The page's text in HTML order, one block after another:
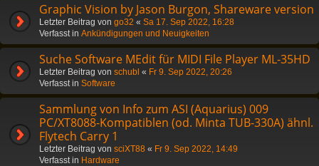
Graphic Vision by Jason Burgon, Shareware version
Letzter Beitrag von go32 « Sa 17. Sep 2022, 16:28
Verfasst in Ankündigungen und Neuigkeiten
Suche Software MEdit für MIDI File Player ML-35HD
Letzter Beitrag von schubl « Fr 9. Sep 2022, 20:26
Verfasst in Software
Sammlung von Info zum ASI (Aquarius) 009
PC/XT8088-Kompatiblen (od. Minta TUB-330A) ähnl.
Flytech Carry 1
Letzter Beitrag von sciXT88 « Fr 9. Sep 2022, 14:49
Verfasst in Hardware